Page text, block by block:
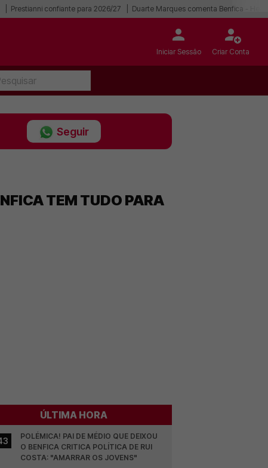
Prestianni confiante para 2026/27 Duarte Marques comenta Benfica -
Iniciar Sessão Criar Conta
Seguir
TEM TUDO PARA
ÚLTIMA HORA
POLÉMICA! PAI DE MÉDIO QUE DEIXOU
O BENFICA CRITICA POLÍTICA DE RUI
COSTA: "AMARRAR OS JOVENS"